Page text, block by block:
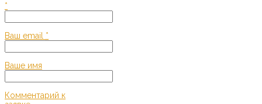
*
Ваш email *
Ваше имя
Комментарий к